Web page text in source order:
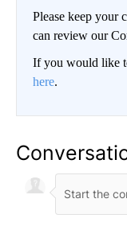
Please keep your
can review our
If you would like
here.